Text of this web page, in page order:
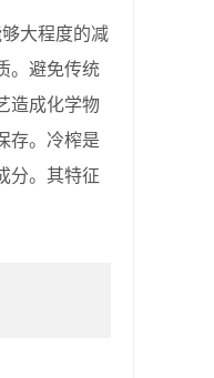
大程度的减
。避免传统
造成化学物
存。冷榨是
分。其特征